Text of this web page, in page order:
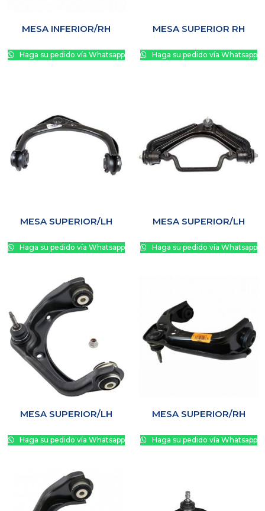
MESA INFERIOR/RH
Haga su pedido vía Whatsapp
MESA SUPERIOR RH
Haga su pedido vía Whatsapp
MESA SUPERIOR/LH
Haga su pedido vía Whatsapp
MESA SUPERIOR/LH
Haga su pedido vía Whatsapp
MESA SUPERIOR/LH
Haga su pedido vía Whatsapp
MESA SUPERIOR/RH
Haga su pedido vía Whatsapp